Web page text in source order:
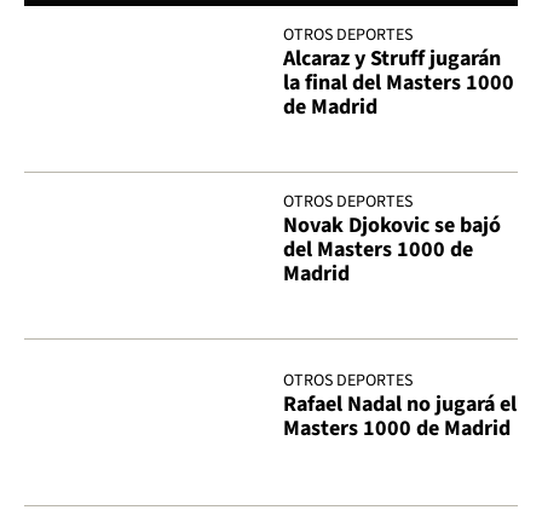
OTROS DEPORTES
Alcaraz y Struff jugarán
la final del Masters 1000
de Madrid
OTROS DEPORTES
Novak Djokovic se bajó
del Masters 1000 de
Madrid
OTROS DEPORTES
Rafael Nadal no jugará el
Masters 1000 de Madrid